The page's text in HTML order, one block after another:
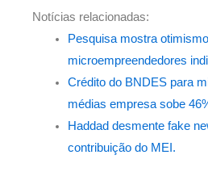
Notícias relacionadas:
Pesquisa mostra
microempreendedores
Crédito do BNDES para
médias empresa sobe
Haddad desmente fake
contribuição do MEI.